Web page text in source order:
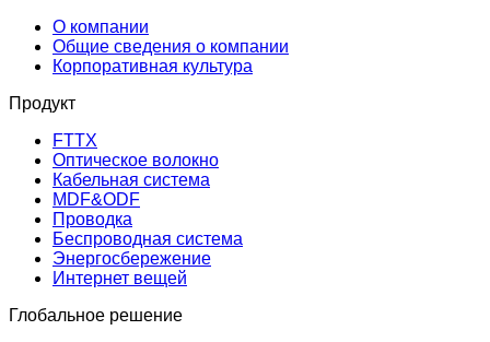
О компании
Общие сведения о компании
Корпоративная культура
Продукт
FTTX
Оптическое волокно
Кабельная система
MDF&ODF
Проводка
Беспроводная система
Энергосбережение
Интернет вещей
Глобальное решение